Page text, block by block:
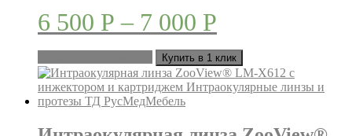
6 500 Р – 7 000 Р
Этот
товар
имеет
несколько
Купить в 1 клик